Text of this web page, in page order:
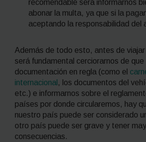
recomendable será informarnos
abonar la multa, ya que si la
aceptando la responsabilidad del
Además de todo esto, antes de
será fundamental cerciorarnos de
documentación en regla (como el
internacional , los documentos del
etc.) e informarnos sobre el
países por donde circularemos, hay
nuestro país puede ser considerado
otro país puede ser grave y tener
consecuencias.